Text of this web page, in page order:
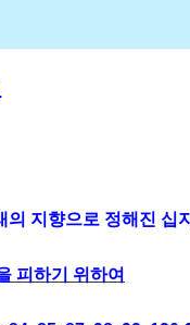
지향으로 정해진 십
피하기 위하여